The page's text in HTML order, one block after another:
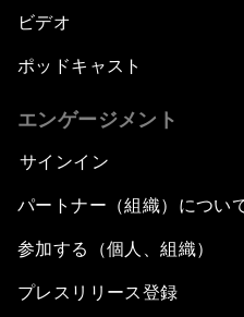
ビデオ
ポッドキャスト
エンゲージメント
サインイン
パートナー（組織）につい
参加する（個人、組織）
プレスリリース登録